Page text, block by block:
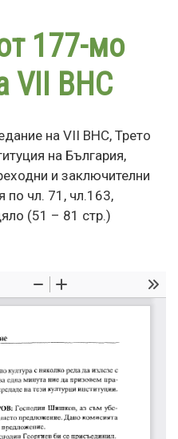
основното
съдържание
177-мо
VII ВНС
на VII ВНС, Трето
на България,
и заключителни
по чл. 71, чл.163,
(51 – 81 стр.)